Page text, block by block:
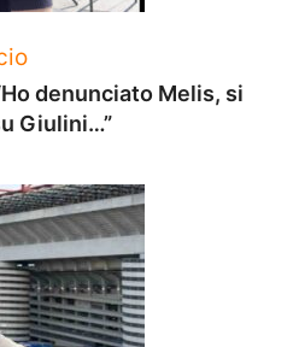
denunciato Melis, si
Giulini…”